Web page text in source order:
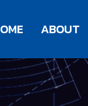
ABOUT